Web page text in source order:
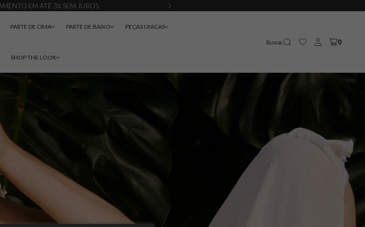
EM ATÉ 3X SEM JUROS
PARTE DE CIMA PARTE DE BAIXO PEÇAS ÚNICAS
SHOP THE LOOK
0
4